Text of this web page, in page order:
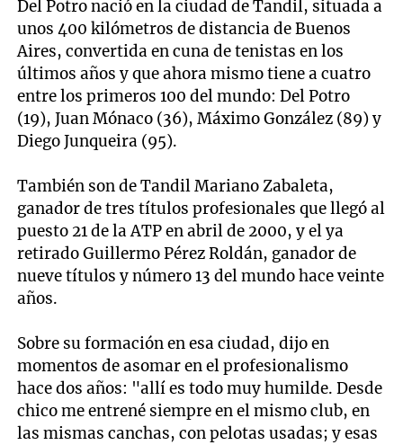
Del Potro nació en la ciudad de Tandil, situada a
unos 400 kilómetros de distancia de Buenos
Aires, convertida en cuna de tenistas en los
últimos años y que ahora mismo tiene a cuatro
entre los primeros 100 del mundo: Del Potro
(19), Juan Mónaco (36), Máximo González (89) y
Diego Junqueira (95).
También son de Tandil Mariano Zabaleta,
ganador de tres títulos profesionales que llegó al
puesto 21 de la ATP en abril de 2000, y el ya
retirado Guillermo Pérez Roldán, ganador de
nueve títulos y número 13 del mundo hace veinte
años.
Sobre su formación en esa ciudad, dijo en
momentos de asomar en el profesionalismo
hace dos años: "allí es todo muy humilde. Desde
chico me entrené siempre en el mismo club, en
las mismas canchas, con pelotas usadas; y esas